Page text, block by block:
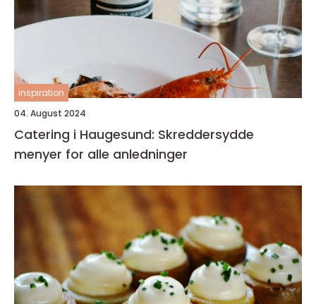
inspiration
04. August 2024
Catering i Haugesund: Skreddersydde
menyer for alle anledninger